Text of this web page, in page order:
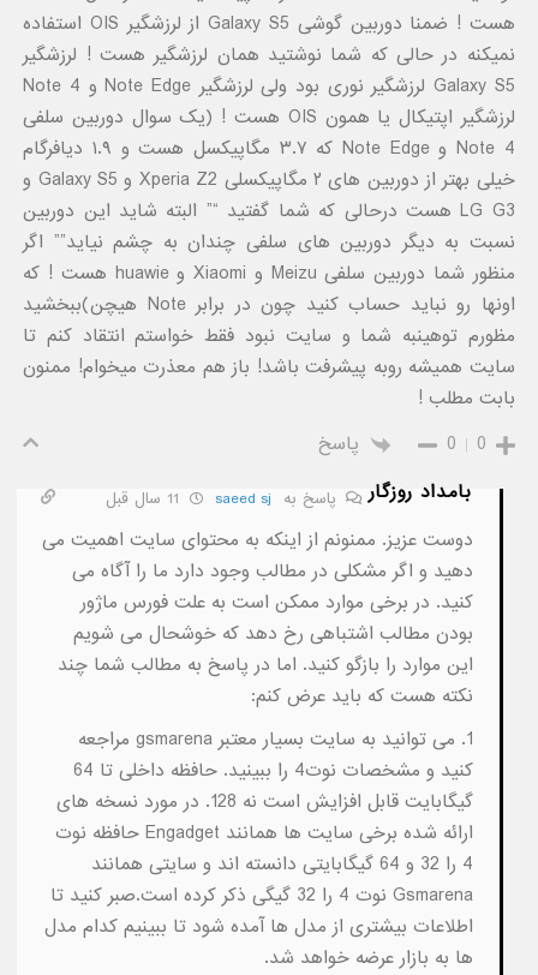
هست ! ضمنا دوربین گوشی Galaxy S5 از لرزشگیر OIS استفاده
نمیکنه در حالی که شما نوشتید همان لرزشگیر هست ! لرزشگیر
Galaxy S5 لرزشگیر نوری بود ولی لرزشگیر Note Edge و Note 4
لرزشگیر اپتیکال یا همون OIS هست ! (یک سوال دوربین سلفی
Note 4 و Note Edge که ۳.۷ مگاپیکسل هست و ۱.۹ دیافرگام
خیلی بهتر از دوربین های ۲ مگاپیکسلی Xperia Z2 و Galaxy S5 و
LG G3 هست درحالی که شما گفتید “” البته شاید این دوربین
نسبت به دیگر دوربین های سلفی چندان به چشم نیاید”” اگر
منظور شما دوربین سلفی Meizu و Xiaomi و huawie هست ! که
اونها رو نباید حساب کنید چون در برابر Note هیچن)ببخشید
مظورم توهینبه شما و سایت نبود فقط خواستم انتقاد کنم تا
سایت همیشه روبه پیشرفت باشد! باز هم معذرت میخوام! ممنون
بابت مطلب !
0
0
پاسخ
بامداد روزگار
پاسخ به saeed sj
دوست عزیز. ممنونم از اینکه به محتوای سایت اهمیت می
دهید و اگر مشکلی در مطالب وجود دارد ما را آگاه می
کنید. در برخی موارد ممکن است به علت فورس ماژور
بودن مطالب اشتباهی رخ دهد که خوشحال می شویم
این موارد را بازگو کنید. اما در پاسخ به مطالب شما چند
نکته هست که باید عرض کنم:
1. می توانید به سایت بسیار معتبر gsmarena مراجعه
کنید و مشخصات نوت4 را ببینید. حافظه داخلی تا 64
گیگابایت قابل افزایش است نه 128. در مورد نسخه های
ارائه شده برخی سایت ها همانند Engadget حافظه نوت
4 را 32 و 64 گیگابایتی دانسته اند و سایتی همانند
Gsmarena نوت 4 را 32 گیگی ذکر کرده است.صبر کنید تا
اطلاعات بیشتری از مدل ها آمده شود تا ببینیم کدام مدل
ها به بازار عرضه خواهد شد.